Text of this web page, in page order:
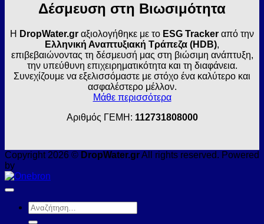
Δέσμευση στη Βιωσιμότητα
Η DropWater.gr αξιολογήθηκε με το ESG Tracker από την
Ελληνική Αναπτυξιακή Τράπεζα (HDB),
επιβεβαιώνοντας τη δέσμευσή μας στη βιώσιμη ανάπτυξη,
την υπεύθυνη επιχειρηματικότητα και τη διαφάνεια.
Συνεχίζουμε να εξελισσόμαστε με στόχο ένα καλύτερο και
ασφαλέστερο μέλλον.
Μάθε περισσότερα
Αριθμός ΓΕΜΗ: 112731808000
Copyright 2026 © DropWater.grAll rights reserved. Powered
by
Αναζήτηση
για: